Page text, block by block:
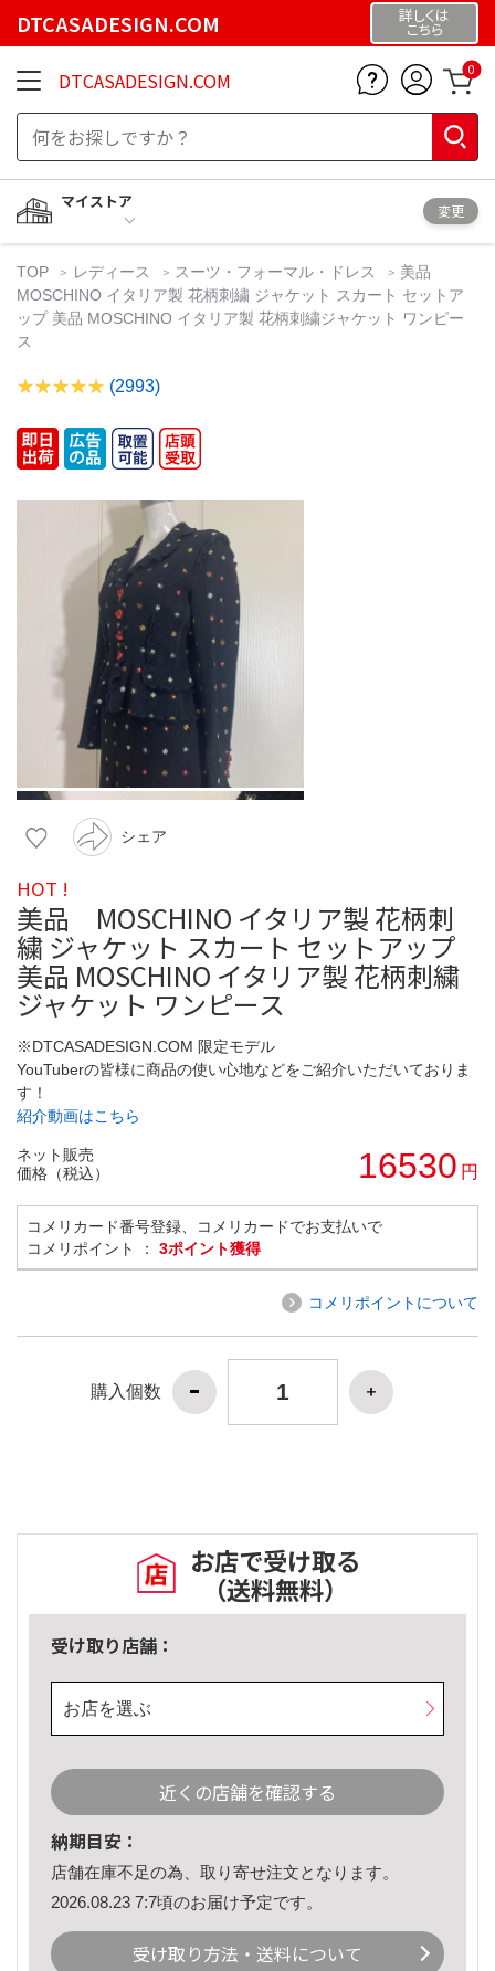
DTCASADESIGN.COM 詳しくは
こちら
DTCASADESIGN.COM 0
マイストア
変更
TOP レディース スーツ・フォーマル・ドレス
美品
MOSCHINO イタリア製 花柄刺繍 ジャケット スカート セットア
ップ 美品 MOSCHINO イタリア製 花柄刺繍ジャケット ワンピー
ス
(2993)
シェア
HOT !
美品 MOSCHINO イタリア製 花柄刺
繍 ジャケット スカート セットアップ
美品 MOSCHINO イタリア製 花柄刺繍
ジャケット ワンピース
※DTCASADESIGN.COM 限定モデル
YouTuberの皆様に商品の使い心地などをご紹介いただいておりま
す！
紹介動画はこちら
ネット販売
価格（税込）
16530 円
コメリカード番号登録、コメリカードでお支払いで
コメリポイント ： 3ポイント獲得
コメリポイントについて
購入個数
お店で受け取る
（送料無料）
受け取り店舗：
お店を選ぶ
近くの店舗を確認する
納期目安：
店舗在庫不足の為、取り寄せ注文となります。
2026.08.23 7:7頃のお届け予定です。
受け取り方法・送料について